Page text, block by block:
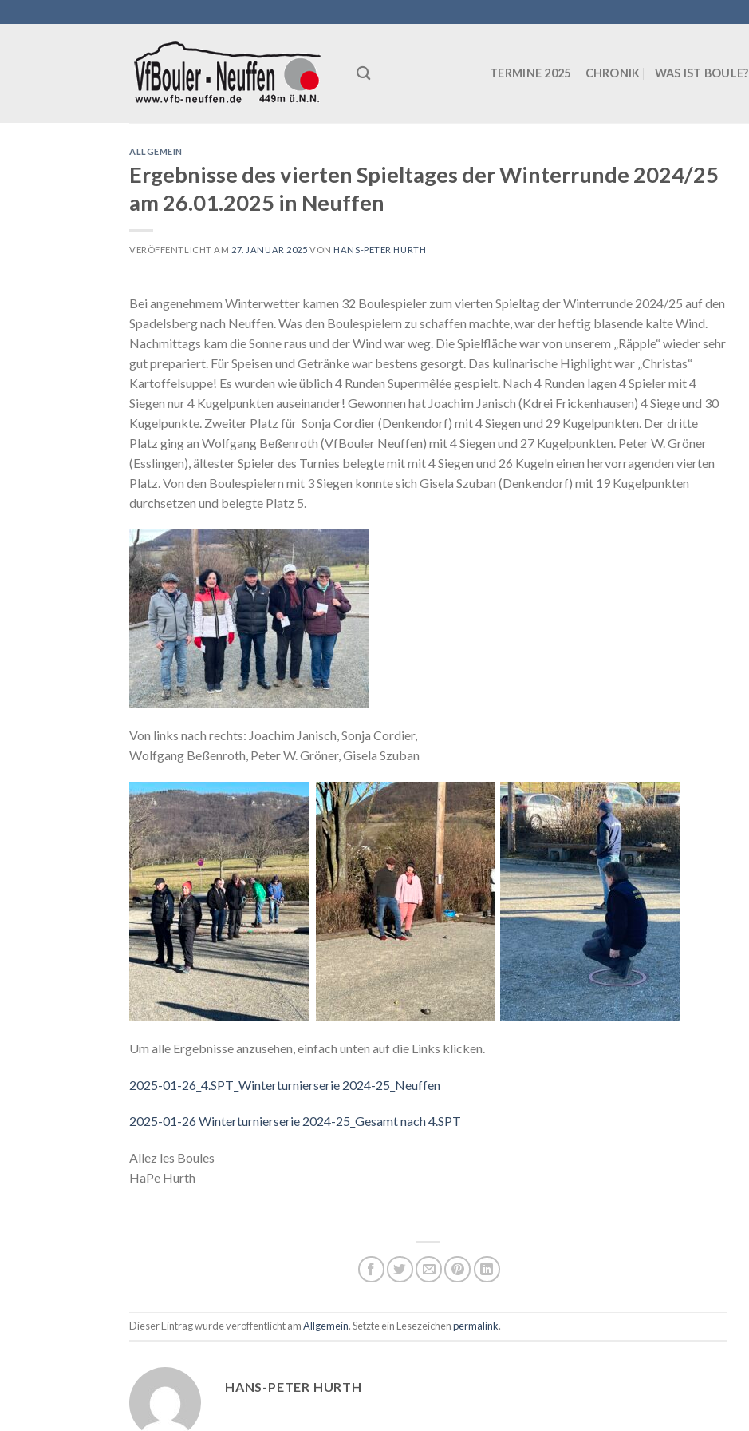
to
TERMINE 2025 CHRONIK WAS IST BOULE?
ALLGEMEIN
Ergebnisse des vierten Spieltages der Winterrunde 2024/25
am 26.01.2025 in Neuffen
VERÖFFENTLICHT AM 27. JANUAR 2025 VON HANS-PETER HURTH
Bei angenehmem Winterwetter kamen 32 Boulespieler zum vierten Spieltag der Winterrunde 2024/25 auf den
Spadelsberg nach Neuffen. Was den Boulespielern zu schaffen machte, war der heftig blasende kalte Wind.
Nachmittags kam die Sonne raus und der Wind war weg. Die Spielfläche war von unserem „Räpple“ wieder sehr
gut prepariert. Für Speisen und Getränke war bestens gesorgt. Das kulinarische Highlight war „Christas“
Kartoffelsuppe! Es wurden wie üblich 4 Runden Supermêlée gespielt. Nach 4 Runden lagen 4 Spieler mit 4
Siegen nur 4 Kugelpunkten auseinander! Gewonnen hat Joachim Janisch (Kdrei Frickenhausen) 4 Siege und 30
Kugelpunkte. Zweiter Platz für Sonja Cordier (Denkendorf) mit 4 Siegen und 29 Kugelpunkten. Der dritte
Platz ging an Wolfgang Beßenroth (VfBouler Neuffen) mit 4 Siegen und 27 Kugelpunkten. Peter W. Gröner
(Esslingen), ältester Spieler des Turnies belegte mit mit 4 Siegen und 26 Kugeln einen hervorragenden vierten
Platz. Von den Boulespielern mit 3 Siegen konnte sich Gisela Szuban (Denkendorf) mit 19 Kugelpunkten
durchsetzen und belegte Platz 5.
Von links nach rechts: Joachim Janisch, Sonja Cordier,
Wolfgang Beßenroth, Peter W. Gröner, Gisela Szuban
Um alle Ergebnisse anzusehen, einfach unten auf die Links klicken.
2025-01-26_4.SPT_Winterturnierserie 2024-25_Neuffen
2025-01-26 Winterturnierserie 2024-25_Gesamt nach 4.SPT
Allez les Boules
HaPe Hurth
Dieser Eintrag wurde veröffentlicht amAllgemein. Setzte ein Lesezeichenpermalink.
HANS-PETER HURTH